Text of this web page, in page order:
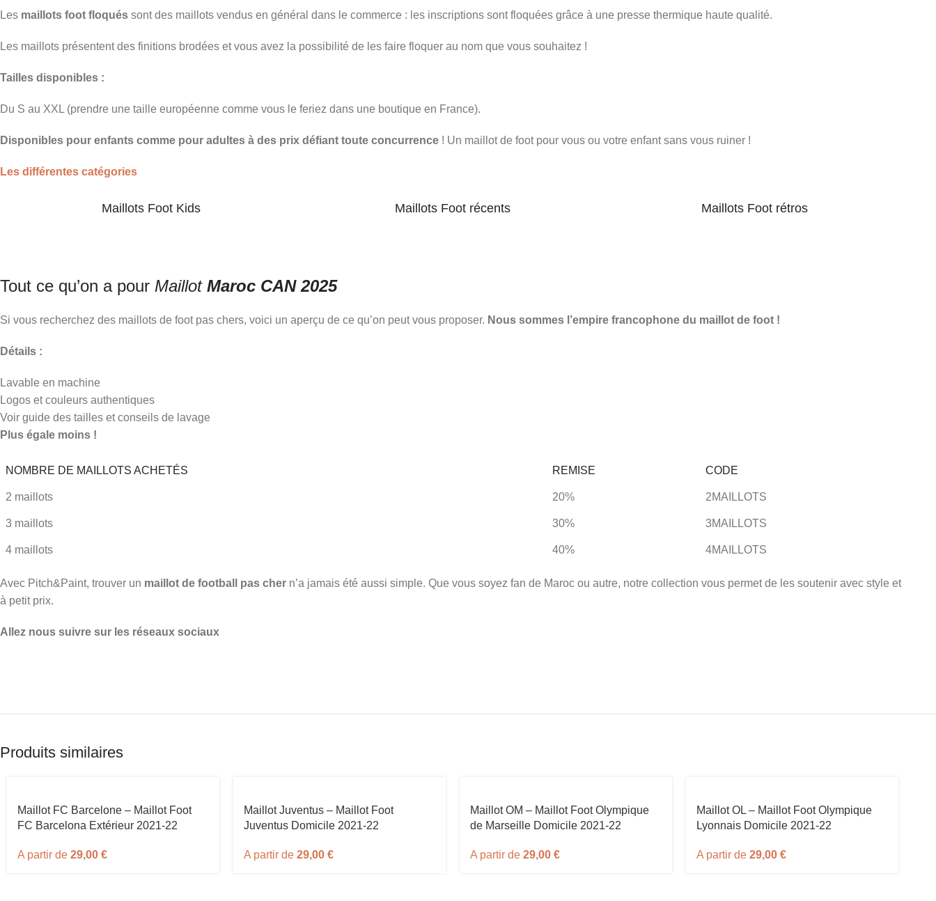
Les maillots foot floqués sont des maillots vendus en général dans le commerce : les inscriptions sont floquées grâce à une presse thermique haute qualité.
Les maillots présentent des finitions brodées et vous avez la possibilité de les faire floquer au nom que vous souhaitez !
Tailles disponibles :
Du S au XXL (prendre une taille européenne comme vous le feriez dans une boutique en France).
Disponibles pour enfants comme pour adultes à des prix défiant toute concurrence ! Un maillot de foot pour vous ou votre enfant sans vous ruiner !
Les différentes catégories
Maillots Foot Kids Maillots Foot récents Maillots Foot rétros
Tout ce qu’on a pour Maillot Maroc CAN 2025
Si vous recherchez des maillots de foot pas chers, voici un aperçu de ce qu’on peut vous proposer. Nous sommes l’empire francophone du maillot de foot !
Détails :
Lavable en machine
Logos et couleurs authentiques
Voir guide des tailles et conseils de lavage
Plus égale moins !
NOMBRE DE MAILLOTS ACHETÉS REMISE CODE
2 maillots 20% 2MAILLOTS
3 maillots 30% 3MAILLOTS
4 maillots 40% 4MAILLOTS
Avec Pitch&Paint, trouver un maillot de football pas cher n’a jamais été aussi simple. Que vous soyez fan de Maroc ou autre, notre collection vous permet de les soutenir avec style et
à petit prix.
Allez nous suivre sur les réseaux sociaux
Produits similaires
Maillot FC Barcelone – Maillot Foot
FC Barcelona Extérieur 2021-22
A partir de 29,00 €
Maillot Juventus – Maillot Foot
Juventus Domicile 2021-22
A partir de 29,00 €
Maillot OM – Maillot Foot Olympique
de Marseille Domicile 2021-22
A partir de 29,00 €
Maillot OL – Maillot Foot Olympique
Lyonnais Domicile 2021-22
A partir de 29,00 €